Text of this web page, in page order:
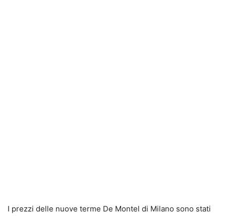
I prezzi delle nuove terme De Montel di Milano sono stati